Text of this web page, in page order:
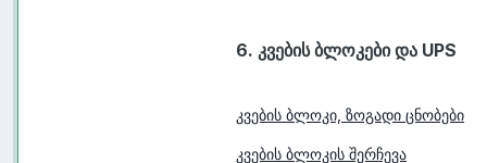
6. კვების ბლოკები და UPS
კვების ბლოკი, ზოგადი ცნობები
კვების ბლოკის შერჩევა